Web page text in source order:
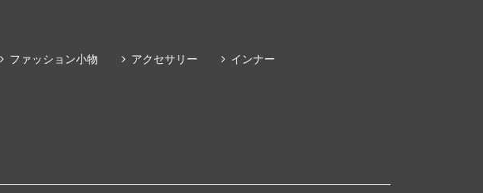
ファッション小物 アクセサリー
インナー